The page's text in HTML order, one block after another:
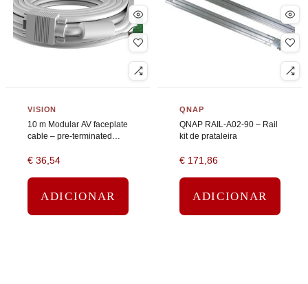
VISION
10 m Modular AV faceplate
cable – pre-terminated
Ferrite core – phoenix (m)
€ 36,54
ADICIONAR
QNAP
QNAP RAIL-A02-90 – Rail
kit de prataleira
€ 171,86
ADICIONAR